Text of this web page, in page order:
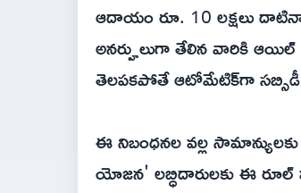
ఆదాయం రూ. 10 లక్షలు దాటినా
అనర్హులుగా తేలిన వారికి ఆయిల్
తెలపకపోతే ఆటోమేటిక్‌గా
ఈ నిబంధనల వల్ల
యోజన' లబ్ధిదారులకు ఈ రూల్